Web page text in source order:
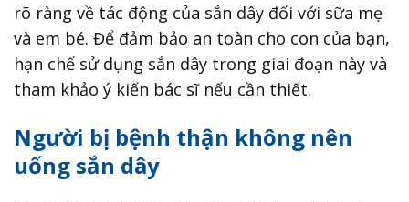
rõ ràng về tác động của sắn dây đối với sữa mẹ
và em bé. Để đảm bảo an toàn cho con của bạn,
hạn chế sử dụng sắn dây trong giai đoạn này và
tham khảo ý kiến ​​bác sĩ nếu cần thiết.
Người bị bệnh thận không nên
uống sắn dây